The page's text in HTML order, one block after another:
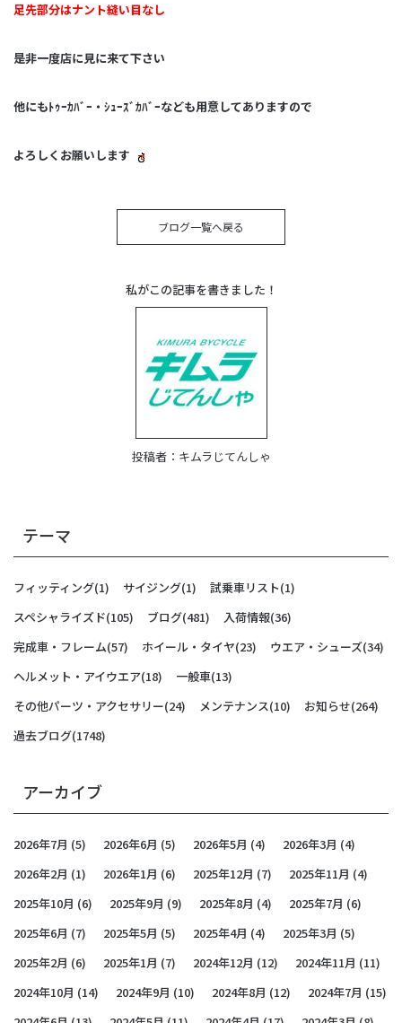
足先部分はナント縫い目なし
是非一度店に見に来て下さい
他にもﾄｩｰｶﾊﾞｰ・ｼｭｰｽﾞｶﾊﾞｰなども用意してありますので
よろしくお願いします
ブログ一覧へ戻る
私がこの記事を書きました！
投稿者： キムラじてんしゃ
テーマ
フィッティング(1) サイジング(1) 試乗車リスト(1)
スペシャライズド(105) ブログ(481) 入荷情報(36)
完成車・フレーム(57) ホイール・タイヤ(23) ウエア・シューズ(34)
ヘルメット・アイウエア(18) 一般車(13)
その他パーツ・アクセサリー(24) メンテナンス(10) お知らせ(264)
過去ブログ(1748)
アーカイブ
2026年7月 (5) 2026年6月 (5) 2026年5月 (4) 2026年3月 (4)
2026年2月 (1) 2026年1月 (6) 2025年12月 (7) 2025年11月 (4)
2025年10月 (6) 2025年9月 (9) 2025年8月 (4) 2025年7月 (6)
2025年6月 (7) 2025年5月 (5) 2025年4月 (4) 2025年3月 (5)
2025年2月 (6) 2025年1月 (7) 2024年12月 (12) 2024年11月 (11)
2024年10月 (14) 2024年9月 (10) 2024年8月 (12) 2024年7月 (15)